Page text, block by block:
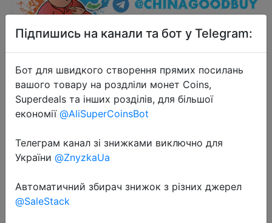
2020-01-07
рюкзак Водонепроницаемый
армейский альпинистский рюкзак
Підпишись на канали та бот у Telegram:
Бот для швидкого створення прямих посилань
вашого товару на роздліли монет Coins,
Superdeals та інших розділів, для більшої
економії @AliSuperCoinsBot
Телеграм канал зі знижками виключно для
України @ZnyzkaUa
Автоматичний збирач знижок з різних джерел
@SaleStack